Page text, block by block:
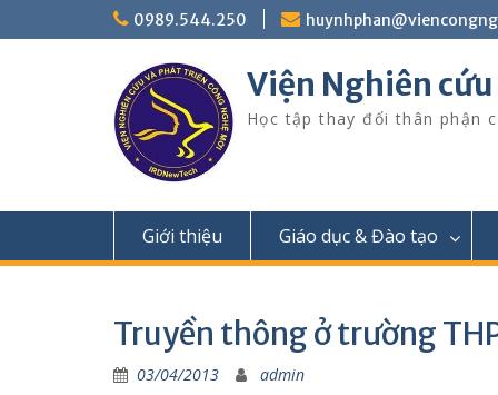
to
0989.544.250
Viện Nghiên
Học tập thay đổi thân phận
Giới thiệu Giáo dục & Đào tạo
Truyền thông ở trường
03/04/2013 admin